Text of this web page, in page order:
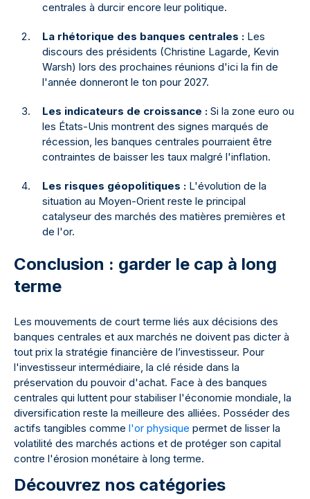
centrales à durcir encore leur politique.
La rhétorique des banques centrales : Les
discours des présidents (Christine Lagarde, Kevin
Warsh) lors des prochaines réunions d'ici la fin de
l'année donneront le ton pour 2027.
Les indicateurs de croissance : Si la zone euro ou
les États-Unis montrent des signes marqués de
récession, les banques centrales pourraient être
contraintes de baisser les taux malgré l'inflation.
Les risques géopolitiques : L'évolution de la
situation au Moyen-Orient reste le principal
catalyseur des marchés des matières premières et
de l'or.
Conclusion : garder le cap à long
terme
Les mouvements de court terme liés aux décisions des
banques centrales et aux marchés ne doivent pas dicter à
tout prix la stratégie financière de l’investisseur. Pour
l'investisseur intermédiaire, la clé réside dans la
préservation du pouvoir d'achat. Face à des banques
centrales qui luttent pour stabiliser l'économie mondiale, la
diversification reste la meilleure des alliées. Posséder des
actifs tangibles comme l'or physique permet de lisser la
volatilité des marchés actions et de protéger son capital
contre l'érosion monétaire à long terme.
Découvrez nos catégories